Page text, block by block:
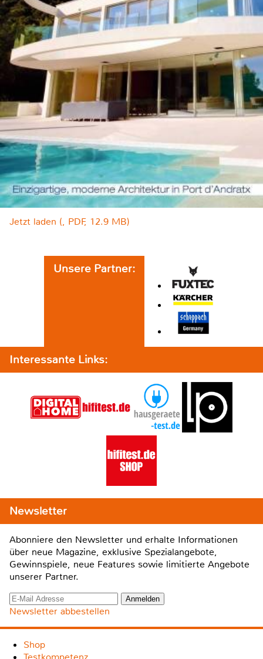
Jetzt laden (, PDF, 12.9 MB)
Unsere Partner:
Interessante Links:
Newsletter
Abonniere den Newsletter und erhalte Informationen
über neue Magazine, exklusive Spezialangebote,
Gewinnspiele, neue Features sowie limitierte Angebote
unserer Partner.
Newsletter abbestellen
Shop